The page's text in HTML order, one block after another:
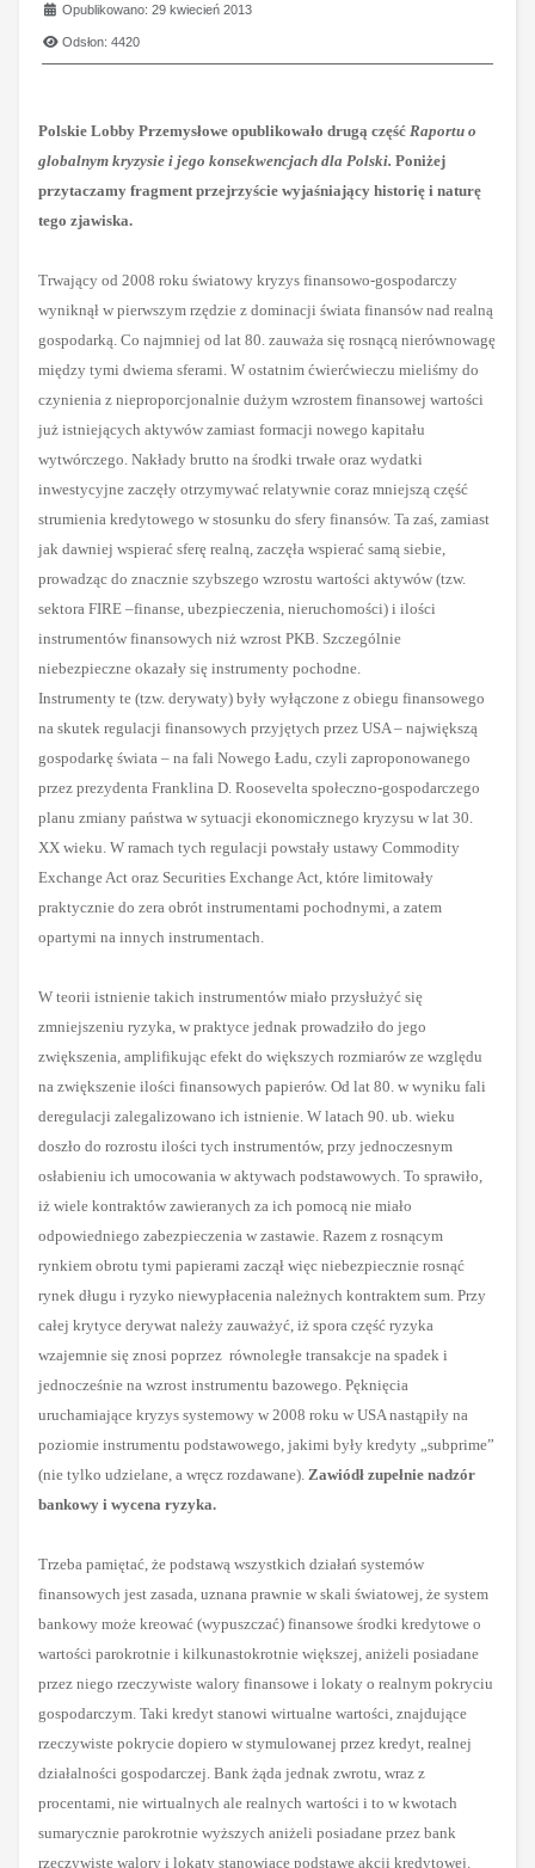
Opublikowano: 29 kwiecień 2013
Odsłon: 4420
Polskie Lobby Przemysłowe opublikowało drugą część Raportu o
globalnym kryzysie i jego konsekwencjach dla Polski. Poniżej
przytaczamy fragment przejrzyście wyjaśniający historię i naturę
tego zjawiska.
Trwający od 2008 roku światowy kryzys finansowo-gospodarczy
wyniknął w pierwszym rzędzie z dominacji świata finansów nad realną
gospodarką. Co najmniej od lat 80. zauważa się rosnącą nierównowagę
między tymi dwiema sferami. W ostatnim ćwierćwieczu mieliśmy do
czynienia z nieproporcjonalnie dużym wzrostem finansowej wartości
już istniejących aktywów zamiast formacji nowego kapitału
wytwórczego. Nakłady brutto na środki trwałe oraz wydatki
inwestycyjne zaczęły otrzymywać relatywnie coraz mniejszą część
strumienia kredytowego w stosunku do sfery finansów. Ta zaś, zamiast
jak dawniej wspierać sferę realną, zaczęła wspierać samą siebie,
prowadząc do znacznie szybszego wzrostu wartości aktywów (tzw.
sektora FIRE –finanse, ubezpieczenia, nieruchomości) i ilości
instrumentów finansowych niż wzrost PKB. Szczególnie
niebezpieczne okazały się instrumenty pochodne.
Instrumenty te (tzw. derywaty) były wyłączone z obiegu finansowego
na skutek regulacji finansowych przyjętych przez USA – największą
gospodarkę świata – na fali Nowego Ładu, czyli zaproponowanego
przez prezydenta Franklina D. Roosevelta społeczno-gospodarczego
planu zmiany państwa w sytuacji ekonomicznego kryzysu w lat 30.
XX wieku. W ramach tych regulacji powstały ustawy Commodity
Exchange Act oraz Securities Exchange Act, które limitowały
praktycznie do zera obrót instrumentami pochodnymi, a zatem
opartymi na innych instrumentach.
W teorii istnienie takich instrumentów miało przysłużyć się
zmniejszeniu ryzyka, w praktyce jednak prowadziło do jego
zwiększenia, amplifikując efekt do większych rozmiarów ze względu
na zwiększenie ilości finansowych papierów. Od lat 80. w wyniku fali
deregulacji zalegalizowano ich istnienie. W latach 90. ub. wieku
doszło do rozrostu ilości tych instrumentów, przy jednoczesnym
osłabieniu ich umocowania w aktywach podstawowych. To sprawiło,
iż wiele kontraktów zawieranych za ich pomocą nie miało
odpowiedniego zabezpieczenia w zastawie. Razem z rosnącym
rynkiem obrotu tymi papierami zaczął więc niebezpiecznie rosnąć
rynek długu i ryzyko niewypłacenia należnych kontraktem sum. Przy
całej krytyce derywat należy zauważyć, iż spora część ryzyka
wzajemnie się znosi poprzez równoległe transakcje na spadek i
jednocześnie na wzrost instrumentu bazowego. Pęknięcia
uruchamiające kryzys systemowy w 2008 roku w USA nastąpiły na
poziomie instrumentu podstawowego, jakimi były kredyty „subprime”
(nie tylko udzielane, a wręcz rozdawane). Zawiódł zupełnie nadzór
bankowy i wycena ryzyka.
Trzeba pamiętać, że podstawą wszystkich działań systemów
finansowych jest zasada, uznana prawnie w skali światowej, że system
bankowy może kreować (wypuszczać) finansowe środki kredytowe o
wartości parokrotnie i kilkunastokrotnie większej, aniżeli posiadane
przez niego rzeczywiste walory finansowe i lokaty o realnym pokryciu
gospodarczym. Taki kredyt stanowi wirtualne wartości, znajdujące
rzeczywiste pokrycie dopiero w stymulowanej przez kredyt, realnej
działalności gospodarczej. Bank żąda jednak zwrotu, wraz z
procentami, nie wirtualnych ale realnych wartości i to w kwotach
sumarycznie parokrotnie wyższych aniżeli posiadane przez bank
rzeczywiste walory i lokaty stanowiące podstawę akcji kredytowej.